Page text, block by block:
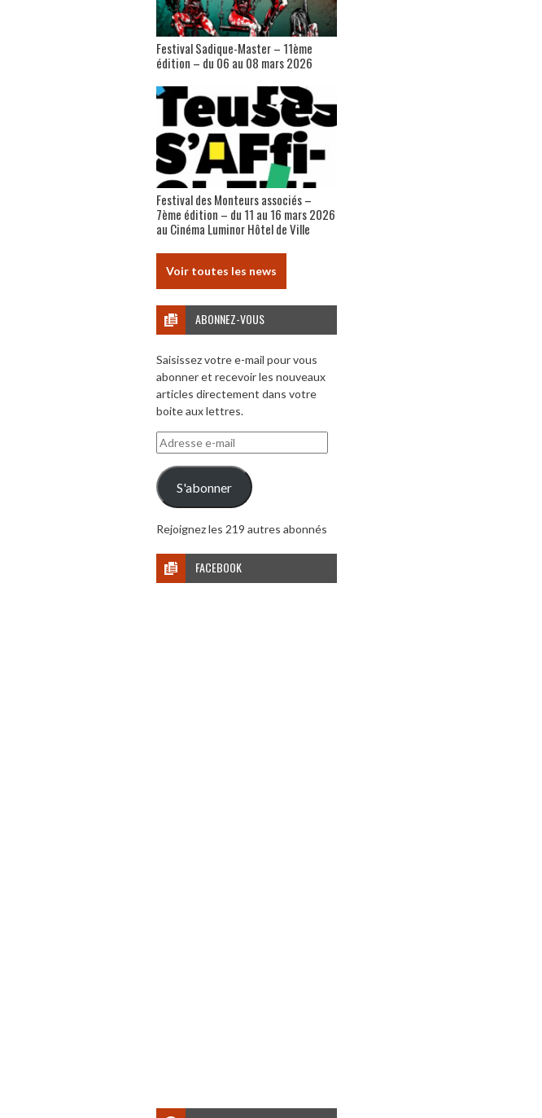
Festival Sadique-Master – 11ème
édition – du 06 au 08 mars 2026
Festival des Monteurs associés –
7ème édition – du 11 au 16 mars 2026
au Cinéma Luminor Hôtel de Ville
Voir toutes les news
ABONNEZ-VOUS
Saisissez votre e-mail pour vous
abonner et recevoir les nouveaux
articles directement dans votre
boite aux lettres.
Adresse
e-
mail
S'abonner
Rejoignez les 219 autres abonnés
FACEBOOK